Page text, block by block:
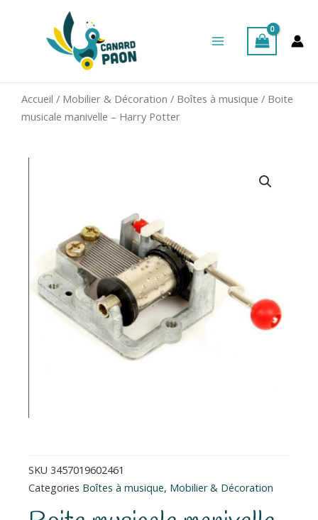
Menu
Accueil / Mobilier & Décoration / Boîtes à musique / Boite
musicale manivelle – Harry Potter
SKU 3457019602461
Categories Boîtes à musique, Mobilier & Décoration